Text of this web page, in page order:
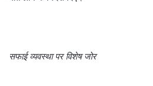
सफाई व्यवस्था पर विशेष जोर